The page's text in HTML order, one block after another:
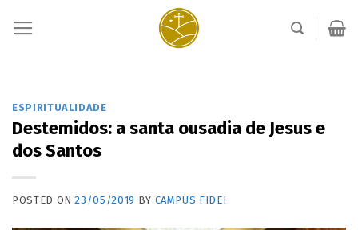
ESPIRITUALIDADE
Destemidos: a santa ousadia de Jesus e
dos Santos
POSTED ON23/05/2019 BY CAMPUS FIDEI